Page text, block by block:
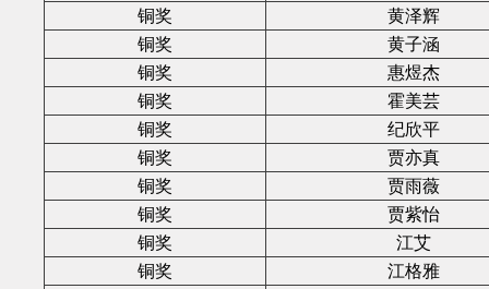
铜奖
黄泽辉
铜奖
黄子涵
铜奖
惠煜杰
铜奖
霍美芸
铜奖
纪欣平
铜奖
贾亦真
铜奖
贾雨薇
铜奖
贾紫怡
铜奖
江艾
铜奖
江格雅